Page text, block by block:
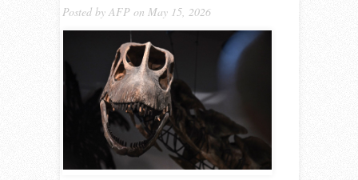
Posted by AFPon May 15, 2026